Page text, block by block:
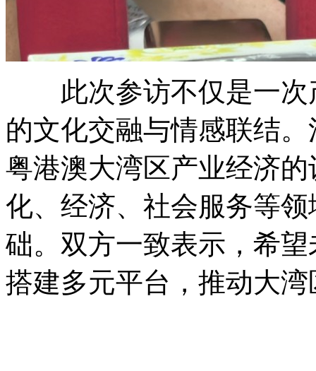
此次参访不仅是一次
的文化交融与情感联结
粤港澳大湾区产业经济
化、经济、社会服务等
础。双方一致表示，希
搭建多元平台，推动大